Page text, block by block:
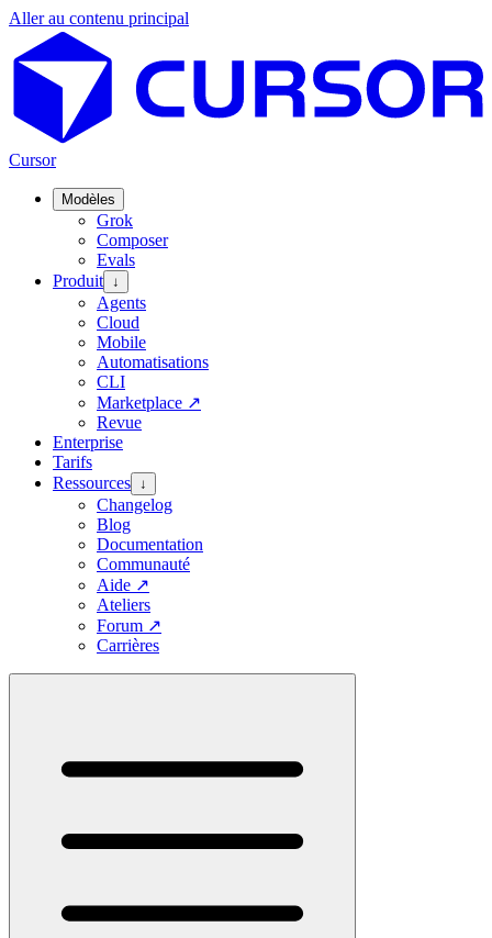
Aller au contenu principal
Cursor
Modèles
Grok
Composer
Evals
Produit ↓
Agents
Cloud
Mobile
Automatisations
CLI
Marketplace ↗
Revue
Enterprise
Tarifs
Ressources ↓
Changelog
Blog
Documentation
Communauté
Aide ↗
Ateliers
Forum ↗
Carrières